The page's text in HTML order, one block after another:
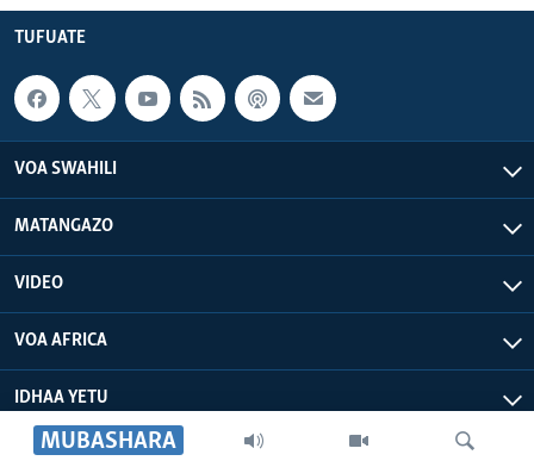
MUBASHARA
TUFUATE
VOA SWAHILI
MATANGAZO
VIDEO
VOA AFRICA
IDHAA YETU